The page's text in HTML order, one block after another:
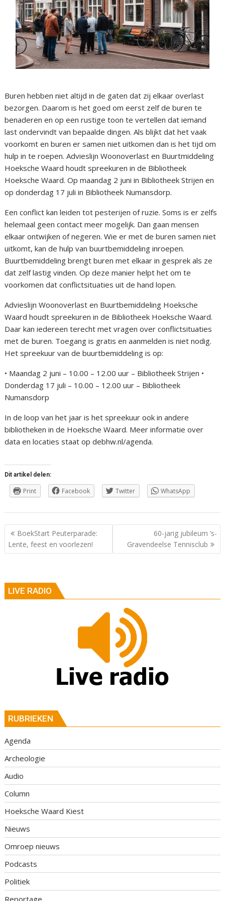
Buren hebben niet altijd in de gaten dat zij elkaar overlast
bezorgen. Daarom is het goed om eerst zelf de buren te
benaderen en op een rustige toon te vertellen dat iemand
last ondervindt van bepaalde dingen. Als blijkt dat het vaak
voorkomt en buren er samen niet uitkomen dan is het tijd om
hulp in te roepen. Advieslijn Woonoverlast en Buurtmiddeling
Hoeksche Waard houdt spreekuren in de Bibliotheek
Hoeksche Waard. Op maandag 2 juni in Bibliotheek Strijen en
op donderdag 17 juli in Bibliotheek Numansdorp.
Een conflict kan leiden tot pesterijen of ruzie. Soms is er zelfs
helemaal geen contact meer mogelijk. Dan gaan mensen
elkaar ontwijken of negeren. Wie er met de buren samen niet
uitkomt, kan de hulp van buurtbemiddeling inroepen.
Buurtbemiddeling brengt buren met elkaar in gesprek als ze
dat zelf lastig vinden. Op deze manier helpt het om te
voorkomen dat conflictsituaties uit de hand lopen.
Advieslijn Woonoverlast en Buurtbemiddeling Hoeksche
Waard houdt spreekuren in de Bibliotheek Hoeksche Waard.
Daar kan iedereen terecht met vragen over conflictsituaties
met de buren. Toegang is gratis en aanmelden is niet nodig.
Het spreekuur van de buurtbemiddeling is op:
• Maandag 2 juni – 10.00 – 12.00 uur – Bibliotheek Strijen •
Donderdag 17 juli – 10.00 – 12.00 uur – Bibliotheek
Numansdorp
In de loop van het jaar is het spreekuur ook in andere
bibliotheken in de Hoeksche Waard. Meer informatie over
data en locaties staat op debhw.nl/agenda.
Dit artikel delen:
Print Facebook Twitter WhatsApp
Berichtnavigatie
BoekStart Peuterparade:
Lente, feest en voorlezen!
60-jarig jubileum ‘s-
Gravendeelse Tennisclub
LIVE RADIO
RUBRIEKEN
Agenda
Archeologie
Audio
Column
Hoeksche Waard Kiest
Nieuws
Omroep nieuws
Podcasts
Politiek
Reportage